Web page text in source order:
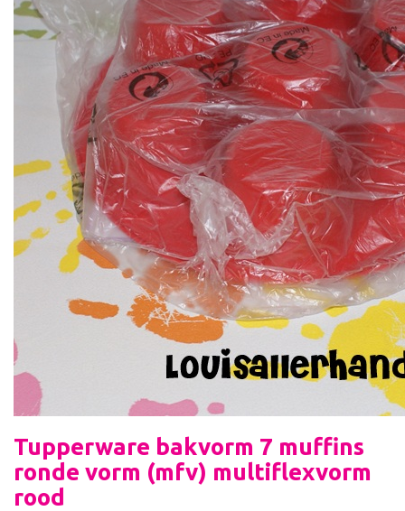
Tupperware bakvorm 7 muffins
ronde vorm (mfv) multiflexvorm
rood